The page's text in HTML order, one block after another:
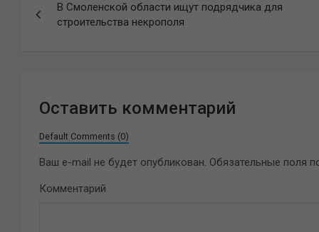
по
В Смоленской области ищут подрядчика для
строительства некрополя
Оставить комментарий
Default Comments (0)
Ваш e-mail не будет опубликован. Обязательные поля
Комментарий